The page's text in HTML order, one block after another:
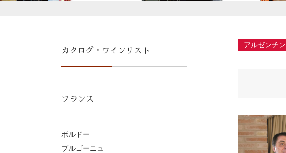
アルゼンチン
カタログ・ワインリスト
フランス
ボルドー
ブルゴーニュ